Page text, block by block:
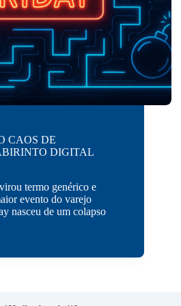
CAOS DE
DIGITAL
termo genérico e
evento do varejo
nasceu de um colapso